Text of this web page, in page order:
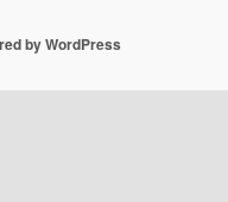
by WordPress